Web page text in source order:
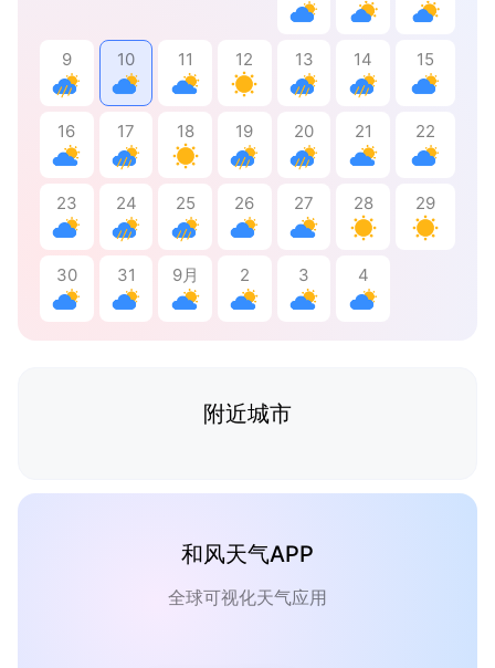
9 10 11 12 13 14 15
16 17 18 19 20 21 22
23 24 25 26 27 28 29
30 31 9月 2 3 4
附近城市
和风天气APP
全球可视化天气应用